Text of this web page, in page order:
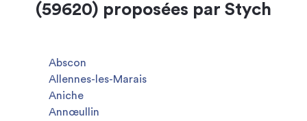
(59620) proposées par Stych
Abscon
Allennes-les-Marais
Aniche
Annœullin